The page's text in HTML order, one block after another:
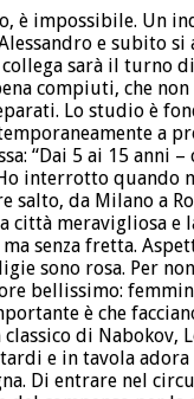
è impossibile. Un
e subito
sarà il turno
compiuti, che
Lo studio è
a
“Dai 5 ai 15 anni –
interrotto quando
salto, da Milano a
città meravigliosa e
senza fretta.
sono rosa. Per
bellissimo:
è che
di Nabokov,
e in tavola
Di entrare nel